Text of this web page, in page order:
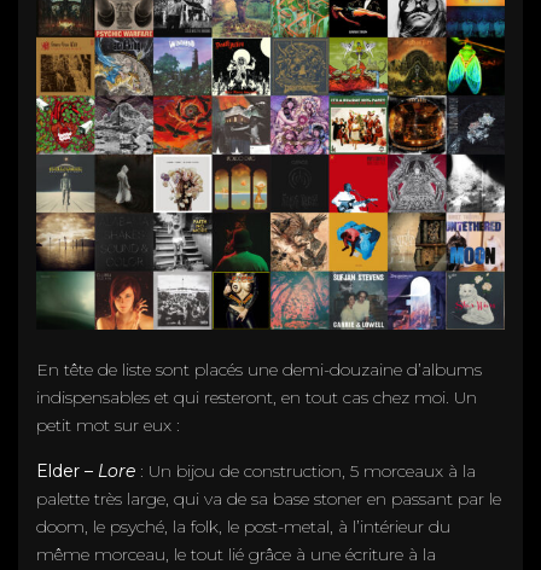
En tête de liste sont placés une demi-douzaine d’albums
indispensables et qui resteront, en tout cas chez moi. Un
petit mot sur eux :
Elder – Lore : Un bijou de construction, 5 morceaux à la
palette très large, qui va de sa base stoner en passant par le
doom, le psyché, la folk, le post-metal, à l’intérieur du
même morceau, le tout lié grâce à une écriture à la